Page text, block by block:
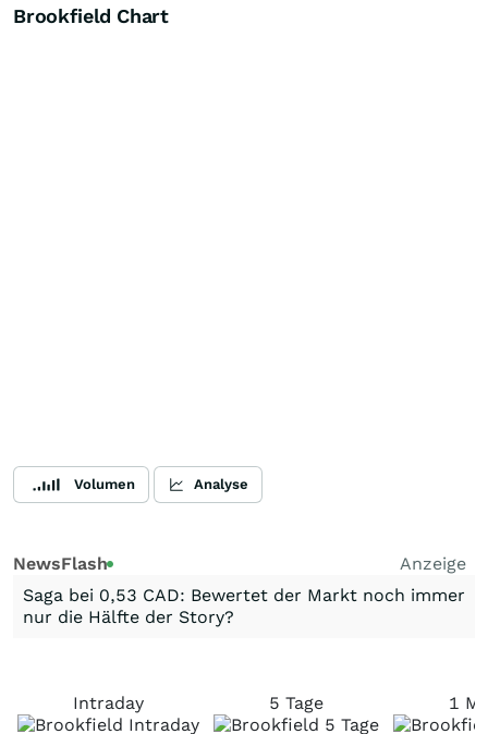
Brookfield Chart
Volumen Analyse
NewsFlash
Anzeige
Saga bei 0,53 CAD: Bewertet der Markt noch immer
nur die Hälfte der Story?
Intraday 5 Tage 1